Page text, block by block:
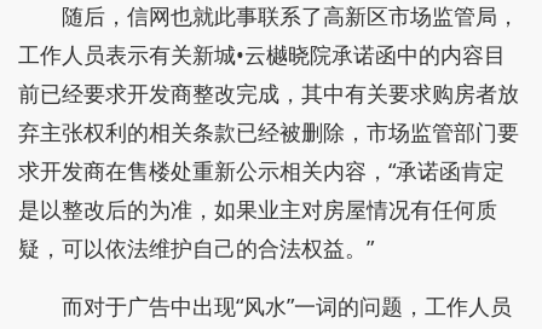
随后，信网也就此事联系了高新区市场监管局，
工作人员表示有关新城•云樾晓院承诺函中的内容目
前已经要求开发商整改完成，其中有关要求购房者放
弃主张权利的相关条款已经被删除，市场监管部门要
求开发商在售楼处重新公示相关内容，“承诺函肯定
是以整改后的为准，如果业主对房屋情况有任何质
疑，可以依法维护自己的合法权益。”
而对于广告中出现“风水”一词的问题，工作人员